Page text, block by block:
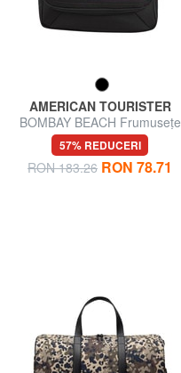
AMERICAN TOURISTER
BOMBAY BEACH Frumusețe
cu cârlig
57% REDUCERI
RON 183.26 RON 78.71